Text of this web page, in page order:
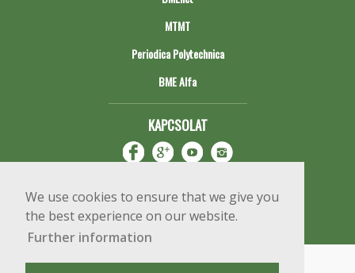
We use cookies to ensure that we give you
the best experience on our website.
Further information
MTMT
Periodica Polytechnica
BME Alfa
KAPCSOLAT